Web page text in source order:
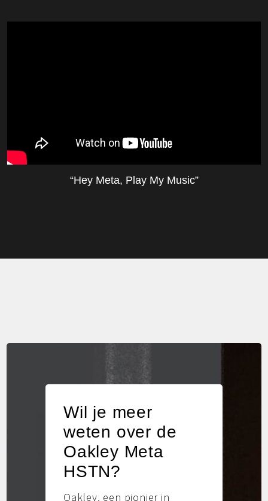
“Hey Meta, Play My Music”
Wil je meer
weten over de
Oakley Meta
HSTN?
Oakley, een pionier in